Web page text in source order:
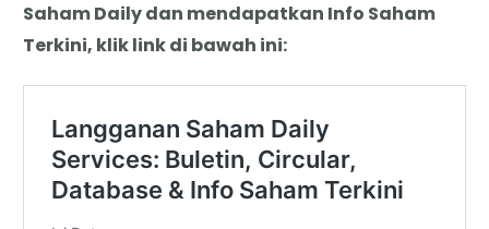
Saham Daily dan mendapatkan Info Saham
Terkini, klik link di bawah ini: